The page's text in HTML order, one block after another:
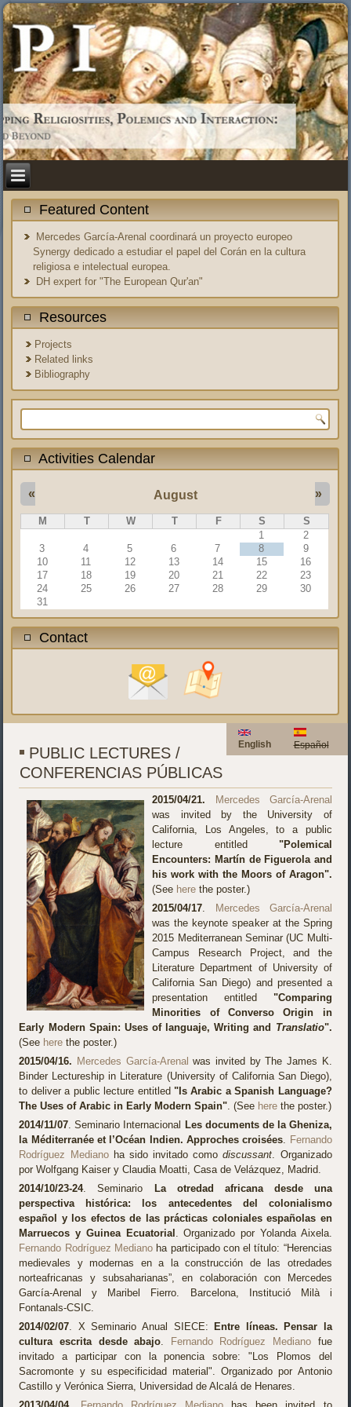
Featured Content
Mercedes García-Arenal coordinará un proyecto europeo
Synergy dedicado a estudiar el papel del Corán en la cultura
religiosa e intelectual europea.
DH expert for "The European Qur'an"
Resources
Projects
Related links
Bibliography
Search form
Activities Calendar
August
« »
M T W T F S
S
1
2
3
4 5 6 7 8
9
10
11 12 13 14 15
16
17
18 19 20 21 22
23
24
25 26 27 28 29
30
31
Contact
Español
English
PUBLIC LECTURES /
CONFERENCIAS PÚBLICAS
2015/04/21.
Mercedes García-Arenal
was invited by the University of
California, Los Angeles, to a public
lecture entitled "Polemical
Encounters: Martín de Figuerola and
his work with the Moors of Aragon".
(See here the poster.)
2015/04/17.
Mercedes García-Arenal
was the keynote speaker at the Spring
2015 Mediterranean Seminar (UC Multi-
Campus Research Project, and the
Literature Department of University of
California San Diego) and presented a
presentation entitled "Comparing
Minorities of Converso Origin in
Early Modern Spain: Uses of languaje, Writing and Translatio".
(See here the poster.)
2015/04/16. Mercedes García-Arenal was invited by The James K.
Binder Lectureship in Literature (University of California San Diego),
to deliver a public lecture entitled "Is Arabic a Spanish Language?
The Uses of Arabic in Early Modern Spain". (See here the poster.)
2014/11/07. Seminario Internacional Les documents de la Gheniza,
la Méditerranée et l’Océan Indien. Approches croisées. Fernando
Rodríguez Medianoha sido invitado comodiscussant. Organizado
por Wolfgang Kaiser y Claudia Moatti, Casa de Velázquez, Madrid.
2014/10/23-24. Seminario
La otredad africana desde una
perspectiva histórica: los antecedentes del colonialismo
español y los efectos de las prácticas coloniales españolas en
Marruecos y Guinea Ecuatorial . Organizado por Yolanda Aixela.
Fernando Rodríguez Medianoha participado con el título: “Herencias
medievales y modernas en a la construcción de las otredades
norteafricanas y subsaharianas”, en colaboración con Mercedes
García-Arenal y Maribel Fierro. Barcelona, Institució Milà i
Fontanals-CSIC.
2014/02/07. X Seminario Anual SIECE:
Entre líneas. Pensar la
cultura escrita desde abajo. Fernando Rodríguez Medianofue
invitado a participar con la ponencia sobre: "Los Plomos del
Sacromonte y su especificidad material". Organizado por Antonio
Castillo y Verónica Sierra, Universidad de Alcalá de Henares.